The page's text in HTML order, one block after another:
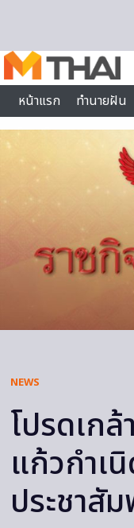
หน้าแรก
ทำนายฝัน
ไลฟ์สไตล์
NEWS
โปรดเกล้
แก้วกำเ
ประชาสั